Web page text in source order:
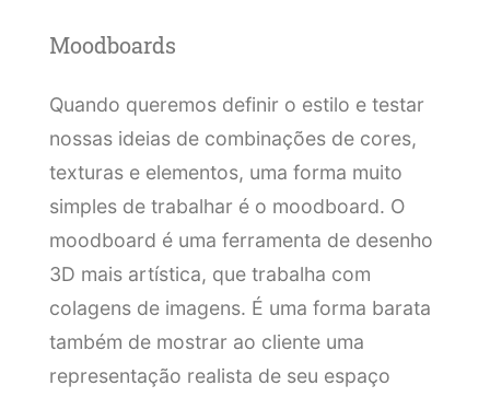
Moodboards
Quando queremos definir o estilo e testar
nossas ideias de combinações de cores,
texturas e elementos, uma forma muito
simples de trabalhar é o moodboard. O
moodboard é uma ferramenta de desenho
3D mais artística, que trabalha com
colagens de imagens. É uma forma barata
também de mostrar ao cliente uma
representação realista de seu espaço